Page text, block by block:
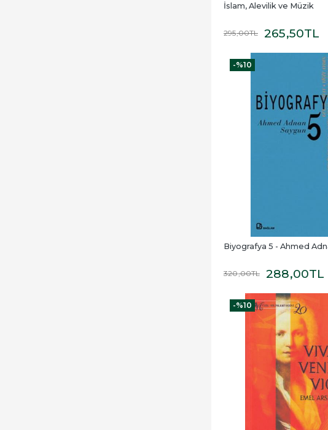
İslam, Alevilik ve Müzik
295,00TL 265,50TL
-%10
Biyografya 5 - Ahmed
320,00TL 288,00TL
-%10